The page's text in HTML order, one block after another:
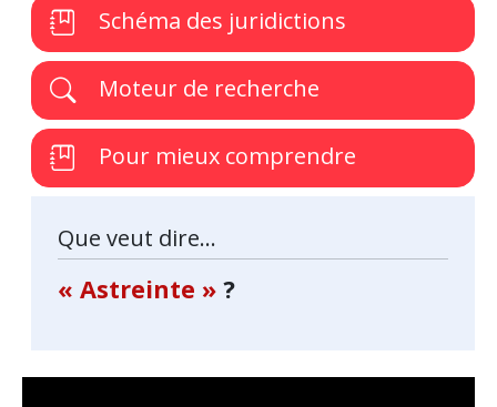
Schéma des juridictions
Moteur de recherche
Pour mieux comprendre
Que veut dire...
« Astreinte » ?